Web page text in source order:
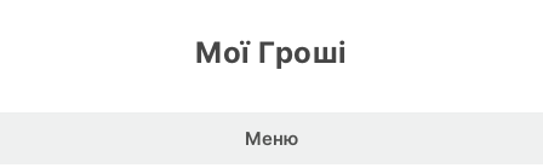
Мої Гроші
Меню